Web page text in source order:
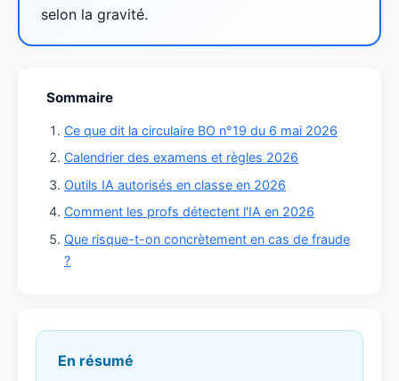
selon la gravité.
Sommaire
Ce que dit la circulaire BO n°19 du 6 mai 2026
Calendrier des examens et règles 2026
Outils IA autorisés en classe en 2026
Comment les profs détectent l'IA en 2026
Que risque-t-on concrètement en cas de fraude
?
En résumé